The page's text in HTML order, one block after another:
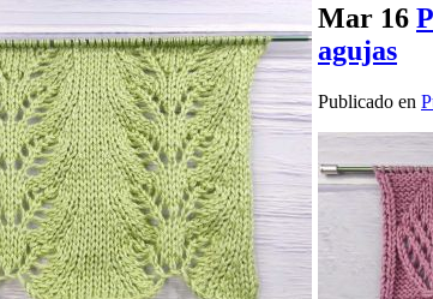
Mar 16
agujas
Publicado en